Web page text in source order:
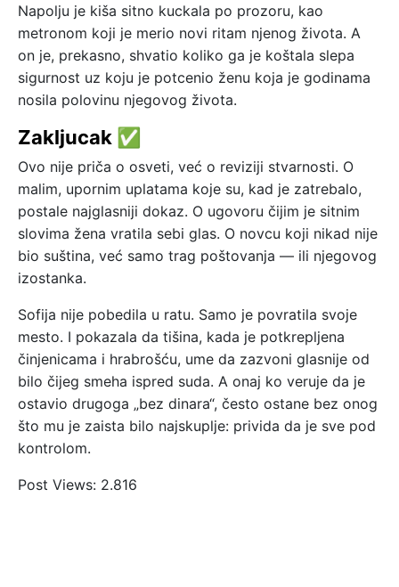
Napolju je kiša sitno kuckala po prozoru, kao
metronom koji je merio novi ritam njenog života. A
on je, prekasno, shvatio koliko ga je koštala slepa
sigurnost uz koju je potcenio ženu koja je godinama
nosila polovinu njegovog života.
Zakljucak ✅
Ovo nije priča o osveti, već o reviziji stvarnosti. O
malim, upornim uplatama koje su, kad je zatrebalo,
postale najglasniji dokaz. O ugovoru čijim je sitnim
slovima žena vratila sebi glas. O novcu koji nikad nije
bio suština, već samo trag poštovanja — ili njegovog
izostanka.
Sofija nije pobedila u ratu. Samo je povratila svoje
mesto. I pokazala da tišina, kada je potkrepljena
činjenicama i hrabrošću, ume da zazvoni glasnije od
bilo čijeg smeha ispred suda. A onaj ko veruje da je
ostavio drugoga „bez dinara“, često ostane bez onog
što mu je zaista bilo najskuplje: privida da je sve pod
kontrolom.
Post Views: 2.816